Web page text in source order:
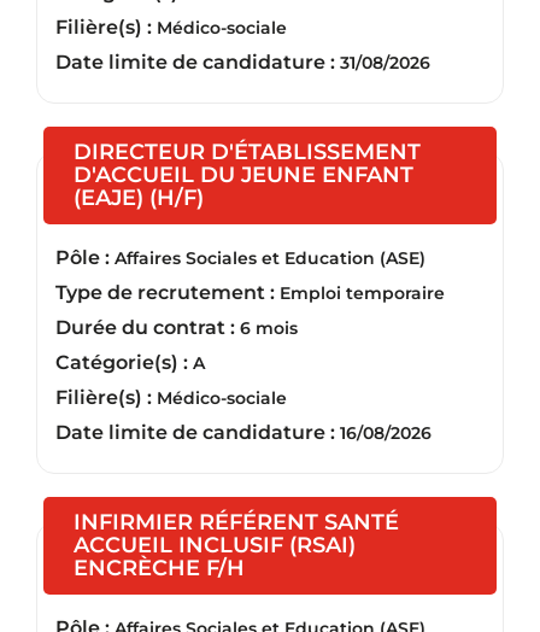
Filière(s) : Médico-sociale
Date limite de candidature : 31/08/2026
DIRECTEUR D'ÉTABLISSEMENT
D'ACCUEIL DU JEUNE ENFANT
(EAJE) (H/F)
Pôle : Affaires Sociales et Education (ASE)
Type de recrutement : Emploi temporaire
Durée du contrat : 6 mois
Catégorie(s) : A
Filière(s) : Médico-sociale
Date limite de candidature : 16/08/2026
INFIRMIER RÉFÉRENT SANTÉ
ACCUEIL INCLUSIF (RSAI)
ENCRÈCHE F/H